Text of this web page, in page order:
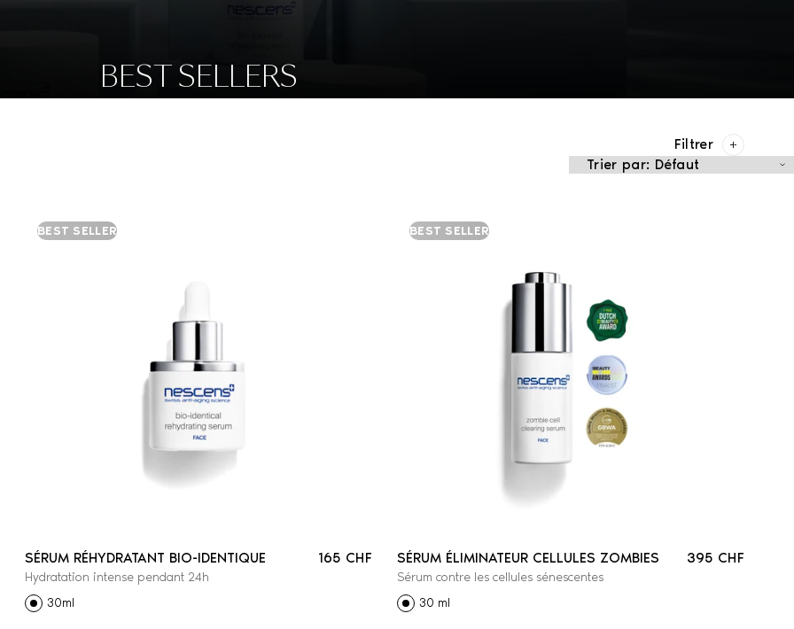
BEST SELLERS
Filtrer
BEST SELLER
SÉRUM RÉHYDRATANT BIO-IDENTIQUE
Hydratation intense pendant 24h
165 CHF
30ml
BEST SELLER
SÉRUM ÉLIMINATEUR CELLULES ZOMBIES
Sérum contre les cellules sénescentes
395 CHF
30 ml